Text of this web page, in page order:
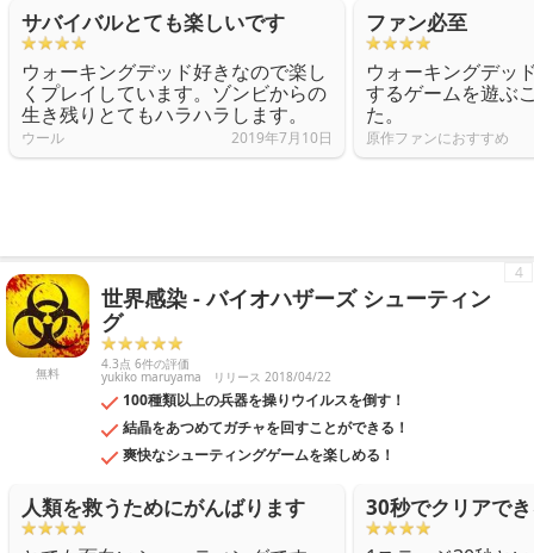
サバイバルとても楽しいです
ウォーキングデッド好きなので楽し
くプレイしています。ゾンビからの
生き残りとてもハラハラします。
ウール 2019年7月10日
ファン必至
ウォーキングデッ
するゲームを遊ぶ
た。
原作ファンにおすすめ
無料
世界感染 - バイオハザーズ シューティン
グ
4.3点 6件の評価
yukiko maruyama リリース 2018/04/22
100種類以上の兵器を操りウイルスを倒す！
結晶をあつめてガチャを回すことができる！
爽快なシューティングゲームを楽しめる！
4
人類を救うためにがんばります 30秒でクリアで